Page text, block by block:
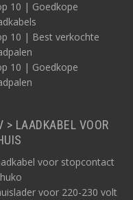
10 | Goedkope
10 | Best verkochte
10 | Goedkope
> LAADKABEL VOOR
voor stopcontact
voor 220-230 volt